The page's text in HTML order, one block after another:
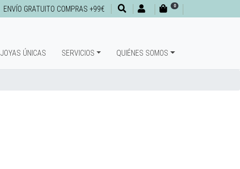
ENVÍO GRATUITO COMPRAS +99€ 0
JOYAS ÚNICAS SERVICIOS QUIÉNES SOMOS